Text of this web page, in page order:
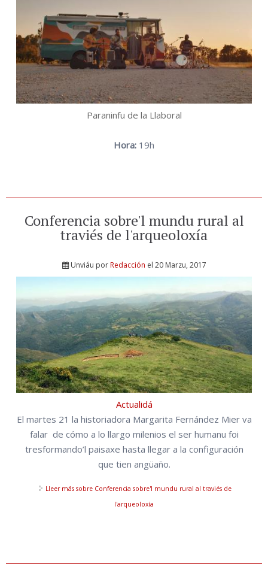
Paraninfu de la Llaboral
Hora: 19h
Conferencia sobre'l mundu rural al
traviés de l'arqueoloxía
Unviáu porRedacción el 20 Marzu, 2017
Actualidá
El martes 21 la historiadora Margarita Fernández Mier va
falar de cómo a lo llargo milenios el ser humanu foi
tresformando’l paisaxe hasta llegar a la configuración
que tien angüaño.
Lleer más sobre Conferencia sobre'l mundu rural al traviés de
l'arqueoloxía